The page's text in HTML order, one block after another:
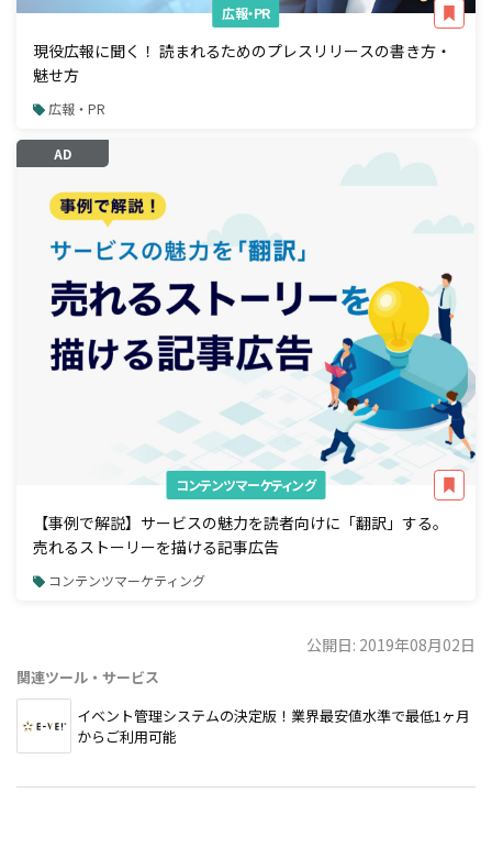
広報・PR
現役広報に聞く！ 読まれるためのプレスリリースの書き方・
魅せ方
広報・PR
AD
コンテンツマーケティング
【事例で解説】サービスの魅力を読者向けに「翻訳」する。
売れるストーリーを描ける記事広告
コンテンツマーケティング
公開日: 2019年08月02日
関連ツール・サービス
イベント管理システムの決定版！業界最安値水準で最低1ヶ月
からご利用可能